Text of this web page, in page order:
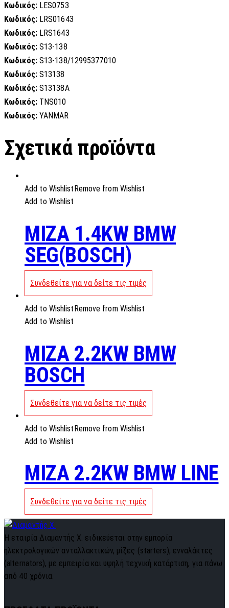
Κωδικός: LES0753
Κωδικός: LRS01643
Κωδικός: LRS1643
Κωδικός: S13-138
Κωδικός: S13-138/12995377010
Κωδικός: S13138
Κωδικός: S13138A
Κωδικός: TNS010
Κωδικός: YANMAR
Σχετικά προϊόντα
Add to Wishlist Remove from Wishlist
Add to Wishlist
MIZA 1.4KW BMW
SEG(BOSCH)
Συνδεθείτε για να δείτε τις τιμές
Add to Wishlist Remove from Wishlist
Add to Wishlist
MIZA 2.2KW BMW
BOSCH
Συνδεθείτε για να δείτε τις τιμές
Add to Wishlist Remove from Wishlist
Add to Wishlist
MIZA 2.2KW BMW LINE
Συνδεθείτε για να δείτε τις τιμές
Η εταιρία Διαμαντής Χ. ειδικεύεται στην εμπορία
ηλεκτρολογικών ανταλλακτικών, μίζες (starters), ενναλάκτες
(alternators), με εμπειρία και υψηλή τεχνική κατάρτιση, για πάνω
από 40 χρόνια.